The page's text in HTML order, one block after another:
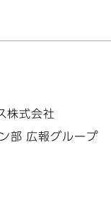
株式会社
部 広報グループ